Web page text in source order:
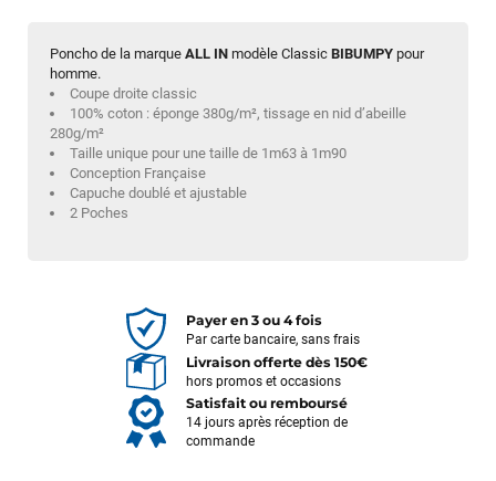
Poncho de la marque ALL IN modèle Classic BIBUMPY pour
homme.
Coupe droite classic
100% coton : éponge 380g/m², tissage en nid d’abeille
280g/m²
Taille unique pour une taille de 1m63 à 1m90
Conception Française
Capuche doublé et ajustable
2 Poches
Payer en 3 ou 4 fois
Par carte bancaire, sans frais
Livraison offerte dès 150€
hors promos et occasions
Satisfait ou remboursé
14 jours après réception de
commande